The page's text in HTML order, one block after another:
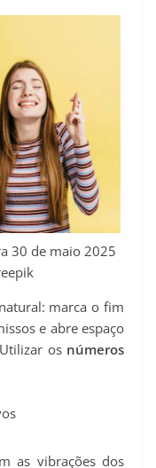
30 de maio 2025
marca o fim
e abre espaço
os números
as vibrações dos